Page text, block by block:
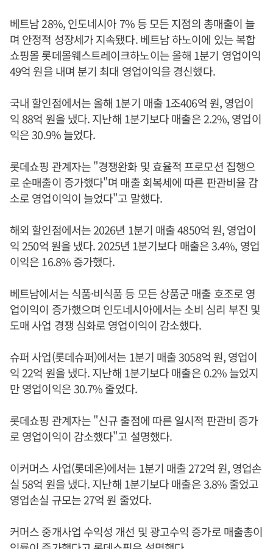
베트남 28%, 인도네시아 7% 등 모든 지점의 총매출이 늘
며 안정적 성장세가 지속됐다. 베트남 하노이에 있는 복합
쇼핑몰 롯데몰웨스트레이크하노이는 올해 1분기 영업이익
49억 원을 내며 분기 최대 영업이익을 경신했다.
국내 할인점에서는 올해 1분기 매출 1조406억 원, 영업이
익 88억 원을 냈다. 지난해 1분기보다 매출은 2.2%, 영업이
익은 30.9% 늘었다.
롯데쇼핑 관계자는 "경쟁완화 및 효율적 프로모션 집행으
로 순매출이 증가했다"며 매출 회복세에 따른 판관비율 감
소로 영업이익이 늘었다"고 말했다.
해외 할인점에서는 2026년 1분기 매출 4850억 원, 영업이
익 250억 원을 냈다. 2025년 1분기보다 매출은 3.4%, 영업
이익은 16.8% 증가했다.
베트남에서는 식품·비식품 등 모든 상품군 매출 호조로 영
업이익이 증가했으며 인도네시아에서는 소비 심리 부진 및
도매 사업 경쟁 심화로 영업이익이 감소했다.
슈퍼 사업(롯데슈퍼)에서는 1분기 매출 3058억 원, 영업이
익 22억 원을 냈다. 지난해 1분기보다 매출은 0.2% 늘었지
만 영업이익은 30.7% 줄었다.
롯데쇼핑 관계자는 "신규 출점에 따른 일시적 판관비 증가
로 영업이익이 감소했다"고 설명했다.
이커머스 사업(롯데온)에서는 1분기 매출 272억 원, 영업손
실 58억 원을 냈다. 지난해 1분기보다 매출은 3.8% 줄었고
영업손실 규모는 27억 원 줄었다.
커머스 중개사업 수익성 개선 및 광고수익 증가로 매출총이